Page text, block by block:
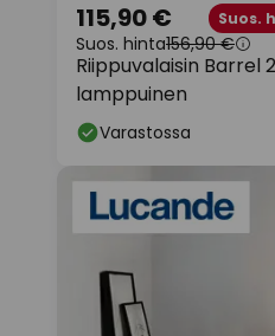
Riippuvalaisin Barrel
lamppuinen
115,90 € Suos.
Suos. hinta156,90 €
Varastossa